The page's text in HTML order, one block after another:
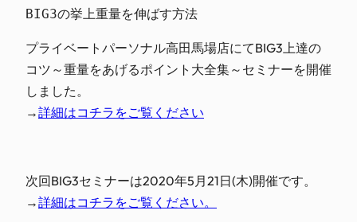
BIG3の挙上重量を伸ばす方法
プライベートパーソナル高田馬場店にてBIG3上達の
コツ～重量をあげるポイント大全集～セミナーを開催
しました。
→詳細はコチラをご覧ください
次回BIG3セミナーは2020年5月21日(木)開催です。
→詳細はコチラをご覧ください。